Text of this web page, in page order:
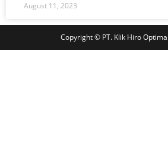
August 11, 2023
Copyright © PT. Klik Hiro